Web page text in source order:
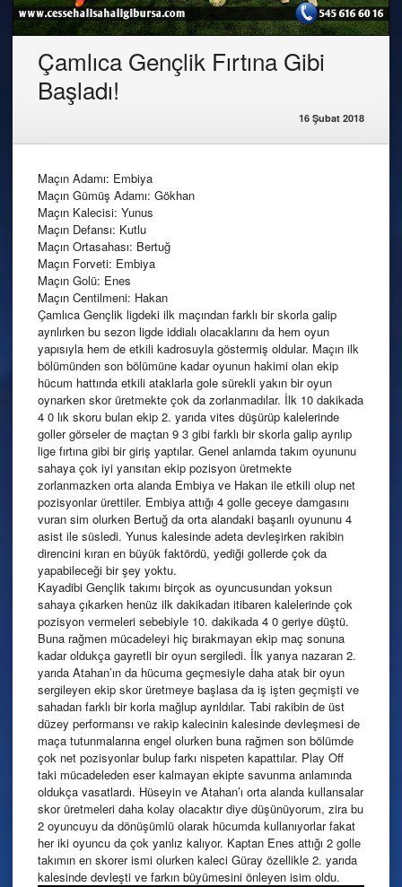
Çamlıca Gençlik Fırtına Gibi
Başladı!
16 Şubat 2018
Maçın Adamı: Embiya
Maçın Gümüş Adamı: Gökhan
Maçın Kalecisi: Yunus
Maçın Defansı: Kutlu
Maçın Ortasahası: Bertuğ
Maçın Forveti: Embiya
Maçın Golü: Enes
Maçın Centilmeni: Hakan
Çamlıca Gençlik ligdeki ilk maçından farklı bir skorla galip
ayrılırken bu sezon ligde iddialı olacaklarını da hem oyun
yapısıyla hem de etkili kadrosuyla göstermiş oldular. Maçın ilk
bölümünden son bölümüne kadar oyunun hakimi olan ekip
hücum hattında etkili ataklarla gole sürekli yakın bir oyun
oynarken skor üretmekte çok da zorlanmadılar. İlk 10 dakikada
4 0 lık skoru bulan ekip 2. yarıda vites düşürüp kalelerinde
goller görseler de maçtan 9 3 gibi farklı bir skorla galip ayrılıp
lige fırtına gibi bir giriş yaptılar. Genel anlamda takım oyununu
sahaya çok iyi yansıtan ekip pozisyon üretmekte
zorlanmazken orta alanda Embiya ve Hakan ile etkili olup net
pozisyonlar ürettiler. Embiya attığı 4 golle geceye damgasını
vuran sim olurken Bertuğ da orta alandaki başarılı oyununu 4
asist ile süsledi. Yunus kalesinde adeta devleşirken rakibin
direncini kıran en büyük faktördü, yediği gollerde çok da
yapabileceği bir şey yoktu.
Kayadibi Gençlik takımı birçok as oyuncusundan yoksun
sahaya çıkarken henüz ilk dakikadan itibaren kalelerinde çok
pozisyon vermeleri sebebiyle 10. dakikada 4 0 geriye düştü.
Buna rağmen mücadeleyi hiç bırakmayan ekip maç sonuna
kadar oldukça gayretli bir oyun sergiledi. İlk yarıya nazaran 2.
yarıda Atahan’ın da hücuma geçmesiyle daha atak bir oyun
sergileyen ekip skor üretmeye başlasa da iş işten geçmişti ve
sahadan farklı bir korla mağlup ayrıldılar. Tabi rakibin de üst
düzey performansı ve rakip kalecinin kalesinde devleşmesi de
maça tutunmalarına engel olurken buna rağmen son bölümde
çok net pozisyonlar bulup farkı nispeten kapattılar. Play Off
taki mücadeleden eser kalmayan ekipte savunma anlamında
oldukça vasatlardı. Hüseyin ve Atahan’ı orta alanda kullansalar
skor üretmeleri daha kolay olacaktır diye düşünüyorum, zira bu
2 oyuncuyu da dönüşümlü olarak hücumda kullanıyorlar fakat
her iki oyuncu da çok yanlız kalıyor. Kaptan Enes attığı 2 golle
takımın en skorer ismi olurken kaleci Güray özellikle 2. yarıda
kalesinde devleşti ve farkın büyümesini önleyen isim oldu.